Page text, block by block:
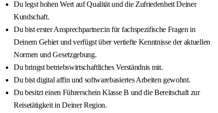
Du legst hohen Wert auf Qualität und die Zufriedenheit Deiner
Kundschaft.
Du bist erster Ansprechpartner:in für fachspezifische Fragen in
Deinem Gebiet und verfügst über vertiefte Kenntnisse der aktuellen
Normen und Gesetzgebung.
Du bringst betriebswirtschaftliches Verständnis mit.
Du bist digital affin und softwarebasiertes Arbeiten gewohnt.
Du besitzt einen Führerschein Klasse B und die Bereitschaft zur
Reisetätigkeit in Deiner Region.